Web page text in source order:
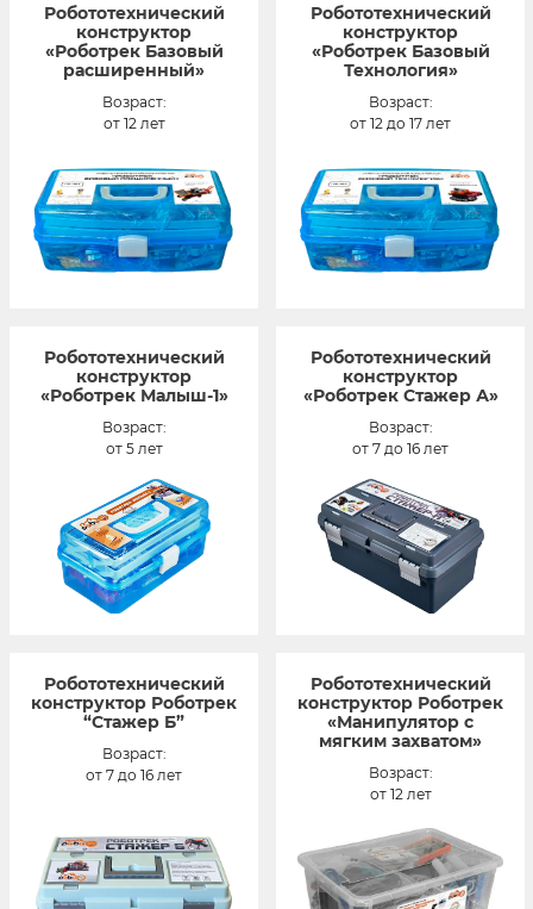
Робототехнический
конструктор
«Роботрек Базовый
расширенный»
Возраст:
от 12 лет
Робототехнический
конструктор
«Роботрек Базовый
Технология»
Возраст:
от 12 до 17 лет
Робототехнический
конструктор
«Роботрек Малыш-1»
Возраст:
от 5 лет
Робототехнический
конструктор
«Роботрек Стажер А»
Возраст:
от 7 до 16 лет
Робототехнический
конструктор Роботрек
“Стажер Б”
Возраст:
от 7 до 16 лет
Робототехнический
конструктор Роботрек
«Манипулятор с
мягким захватом»
Возраст:
от 12 лет